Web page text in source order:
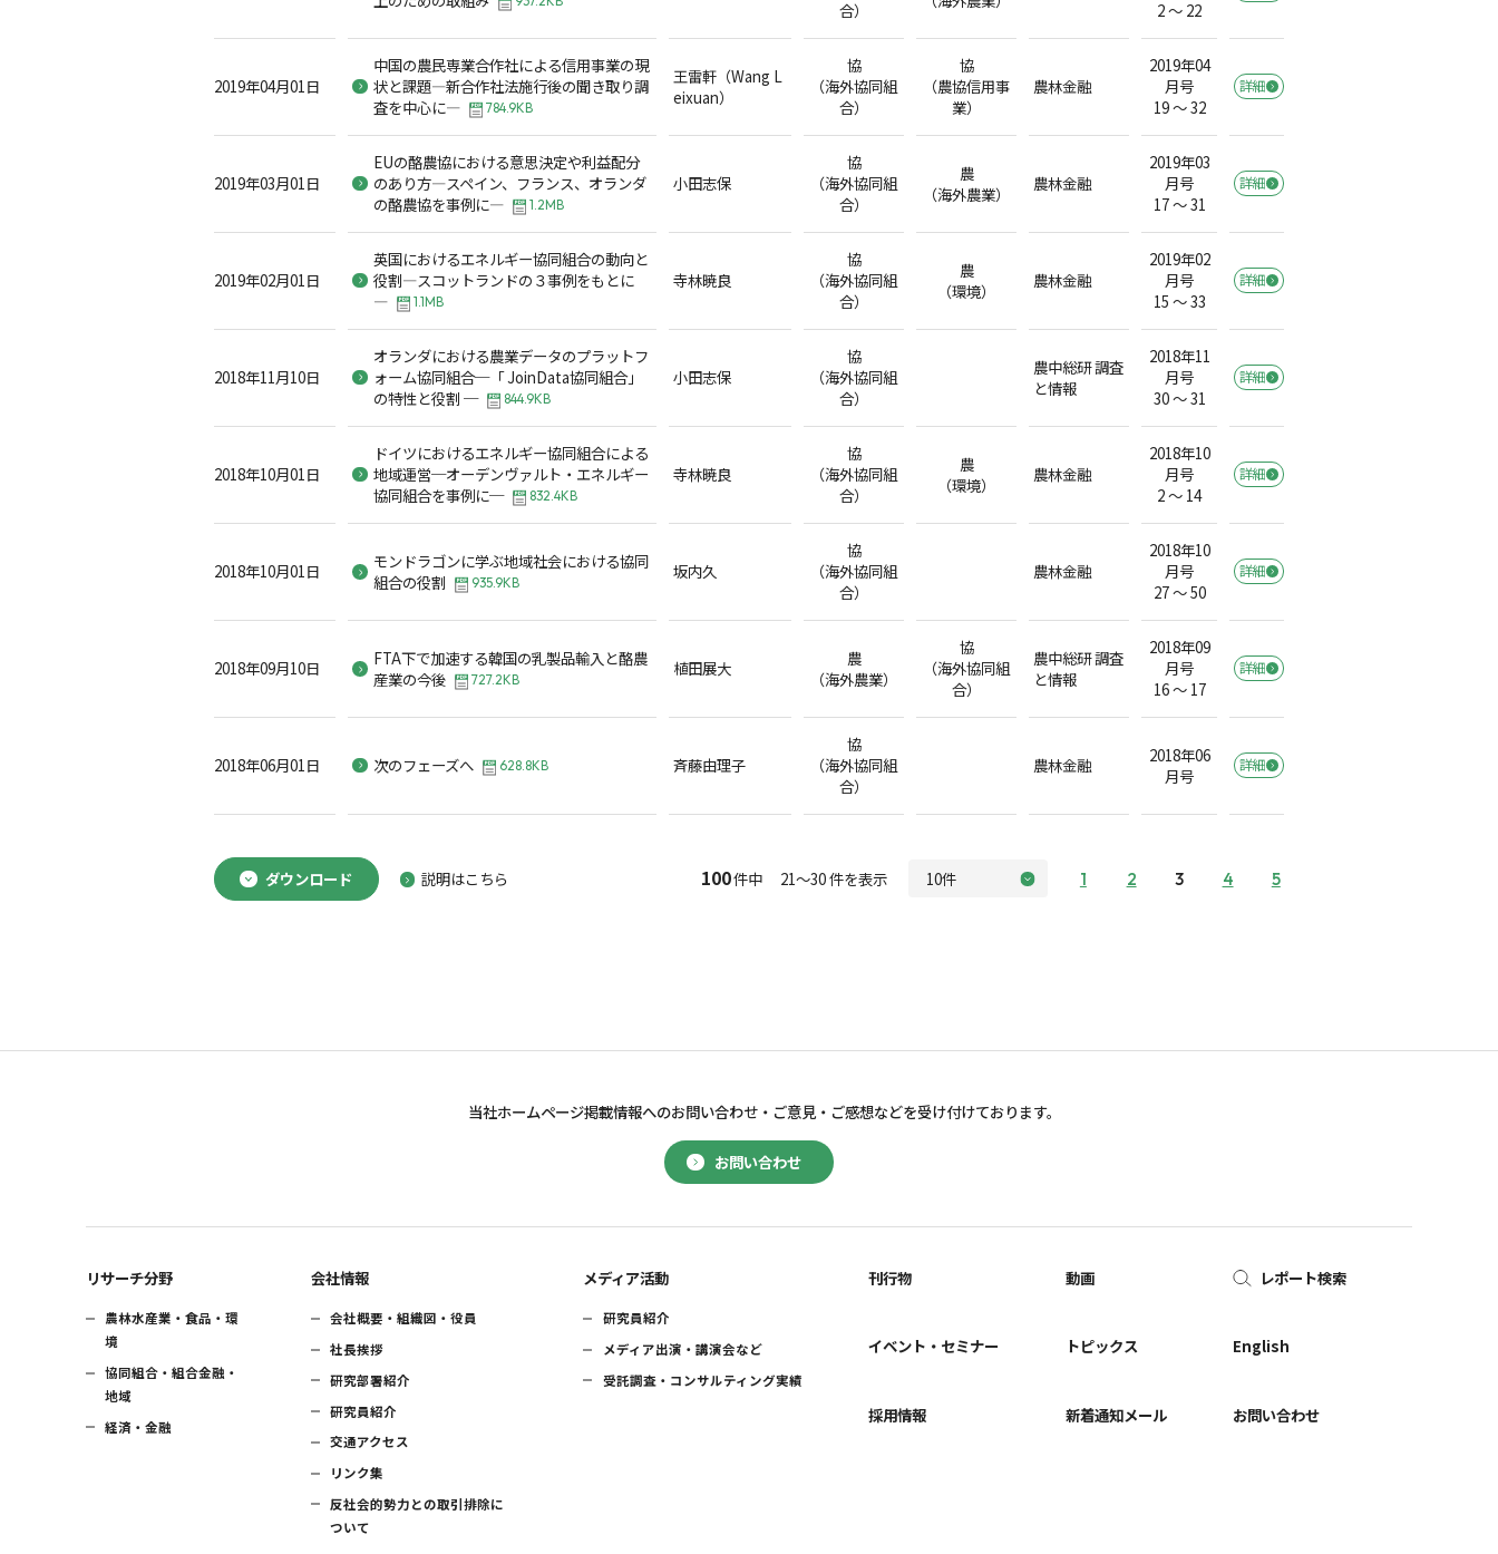
合）
2 ～ 22
2019年04月01日
中国の農民専業合作社による信用事業の現
状と課題―新合作社法施行後の聞き取り調
査を中心に―
784.9KB
王雷軒（Wang L
eixuan）
協
（海外協同組
合）
協
（農協信用事
業）
農林金融
2019年04
月号
19 ～ 32
詳細
2019年03月01日
EUの酪農協における意思決定や利益配分
のあり方―スペイン、フランス、オランダ
の酪農協を事例に―
1.2MB
小田志保
協
（海外協同組
合）
農
（海外農業）
農林金融
2019年03
月号
17 ～ 31
詳細
2019年02月01日
英国におけるエネルギー協同組合の動向と
役割―スコットランドの３事例をもとに
―
1.1MB
寺林暁良
協
（海外協同組
合）
農
（環境）
農林金融
2019年02
月号
15 ～ 33
詳細
2018年11月10日
オランダにおける農業データのプラットフ
ォーム協同組合─「 JoinData協同組合」
の特性と役割 ─
844.9KB
小田志保
協
（海外協同組
合）
農中総研 調査
と情報
2018年11
月号
30 ～ 31
詳細
2018年10月01日
ドイツにおけるエネルギー協同組合による
地域運営─オーデンヴァルト・エネルギー
協同組合を事例に─
832.4KB
寺林暁良
協
（海外協同組
合）
農
（環境）
農林金融
2018年10
月号
2 ～ 14
詳細
2018年10月01日
モンドラゴンに学ぶ地域社会における協同
組合の役割
935.9KB
坂内久
協
（海外協同組
合）
農林金融
2018年10
月号
27 ～ 50
詳細
2018年09月10日
FTA下で加速する韓国の乳製品輸入と酪農
産業の今後
727.2KB
植田展大
農
（海外農業）
協
（海外協同組
合）
農中総研 調査
と情報
2018年09
月号
16 ～ 17
詳細
2018年06月01日 次のフェーズへ 628.8KB 斉藤由理子
協
（海外協同組
合）
農林金融
2018年06
月号
詳細
ダウンロード 説明はこちら 100件中 21～30 件を表示 1 2 3 4 5
お問い合わせ
当社ホームページ掲載情報へのお問い合わせ・ ご意見・ご感想などを受け付けております。
リサーチ分野
農林水産業・食品・環
境
協同組合・組合金融・
地域
経済・金融
会社情報
会社概要・組織図・役員
社長挨拶
研究部署紹介
研究員紹介
交通アクセス
リンク集
反社会的勢力との取引排除に
ついて
メディア活動
研究員紹介
メディア出演・講演会など
受託調査・コンサルティング実績
刊行物
イベント・セミナー
採用情報
動画
トピックス
新着通知メール
レポート検索
English
お問い合わせ